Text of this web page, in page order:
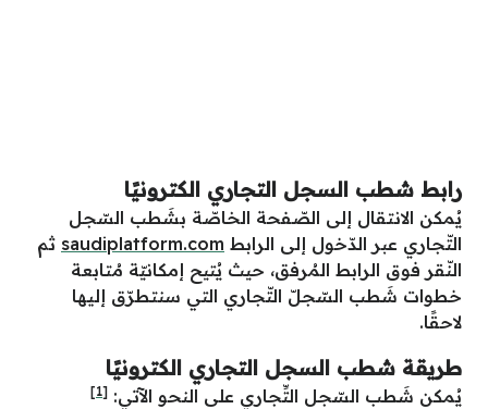
رابط شطب السجل التجاري الكترونيًا
يُمكن الانتقال إلى الصّفحة الخاصّة بشَطب السّجل
التّجاري عبر الدّخول إلى الرابط saudiplatform.com ثم
النّقر فوق الرابط المُرفق، حيث يُتيح إمكانيّة مُتابعة
خطوات شَطب السّجلّ التّجاري التي سنتطرّق إليها
لاحقًا.
طريقة شطب السجل التجاري الكترونيًا
يُمكن شَطب السّجل التِّجاري على النحو الآتي: [1]